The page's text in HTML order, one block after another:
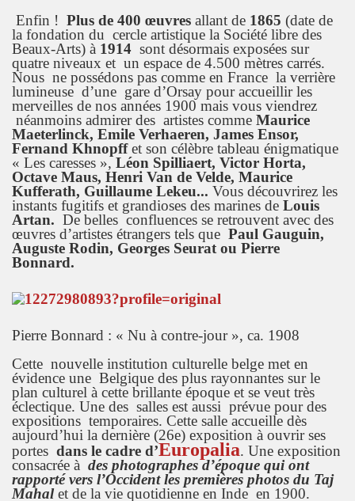
Enfin ! Plus de 400 œuvres allant de 1865 (date de
la fondation du cercle artistique la Société libre des
Beaux-Arts) à 1914 sont désormais exposées sur
quatre niveaux et un espace de 4.500 mètres carrés.
Nous ne possédons pas comme en France la verrière
lumineuse d’une gare d’Orsay pour accueillir les
merveilles de nos années 1900 mais vous viendrez
néanmoins admirer des artistes comme Maurice
Maeterlinck, Emile Verhaeren, James Ensor,
Fernand Khnopffet son célèbre tableau énigmatique
« Les caresses », Léon Spilliaert, Victor Horta,
Octave Maus, Henri Van de Velde, Maurice
Kufferath, Guillaume Lekeu... Vous découvrirez les
instants fugitifs et grandioses des marines de Louis
Artan. De belles confluences se retrouvent avec des
œuvres d’artistes étrangers tels que Paul Gauguin,
Auguste Rodin, Georges Seurat ou Pierre
Bonnard.
Pierre Bonnard : « Nu à contre-jour », ca. 1908
Cette nouvelle institution culturelle belge met en
évidence une Belgique des plus rayonnantes sur le
plan culturel à cette brillante époque et se veut très
éclectique. Une des salles est aussi prévue pour des
expositions temporaires. Cette salle accueille dès
aujourd’hui la dernière (26e) exposition à ouvrir ses
portes dans le cadre d’Europalia. Une exposition
consacrée à des photographes d’époque qui ont
rapporté vers l’Occident les premières photos du Taj
Mahalet de la vie quotidienne en Inde en 1900.